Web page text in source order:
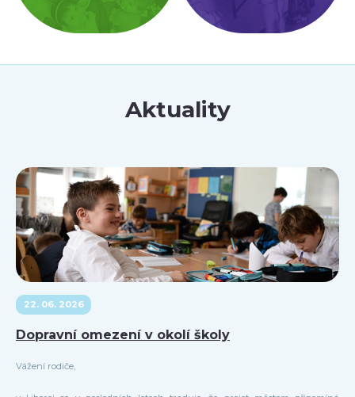
Aktuality
22. 06. 2026
Dopravní omezení v okolí školy
Vážení rodiče,